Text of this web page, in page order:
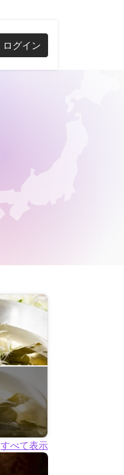
ログイン
すべて表示